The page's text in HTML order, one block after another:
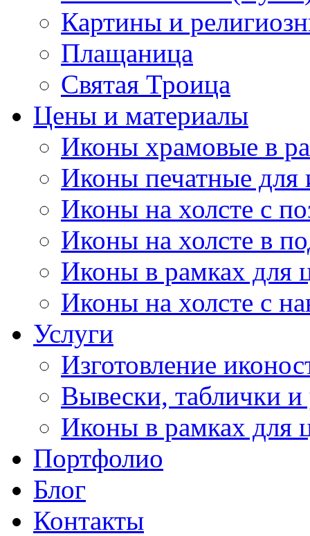
Картины и
Плащаница
Святая Троица
Цены и материалы
Иконы храмовые в
Иконы печатные для
Иконы на холсте с
Иконы на холсте в
Иконы в рамках для
Иконы на холсте с
Услуги
Изготовление
Вывески, таблички и
Иконы в рамках для
Портфолио
Блог
Контакты